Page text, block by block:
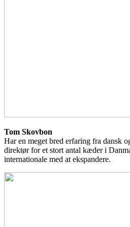
Tom Skovbon
Har en meget bred erfaring fra dansk
direktør for et stort antal kæder i
internationale med at ekspandere.